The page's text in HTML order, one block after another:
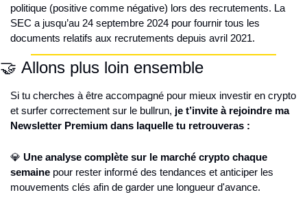
politique (positive comme négative) lors des recrutements. La
SEC a jusqu’au 24 septembre 2024 pour fournir tous les
documents relatifs aux recrutements depuis avril 2021.
🤝 Allons plus loin ensemble
Si tu cherches à être accompagné pour mieux investir en crypto
et surfer correctement sur le bullrun, je t’invite à rejoindre ma
Newsletter Premium dans laquelle tu retrouveras :
💎 Une analyse complète sur le marché crypto chaque
semaine pour rester informé des tendances et anticiper les
mouvements clés afin de garder une longueur d'avance.